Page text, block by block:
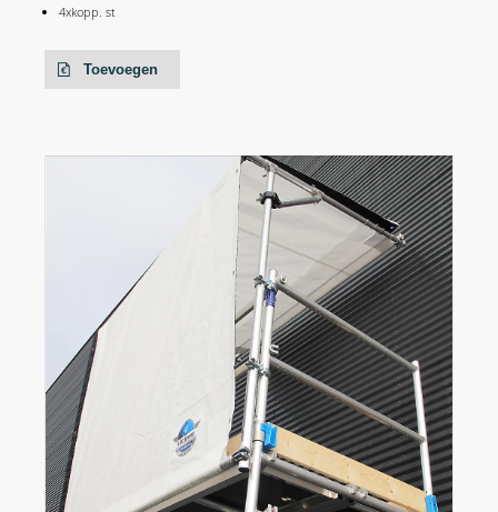
4xkopp. st
Toevoegen